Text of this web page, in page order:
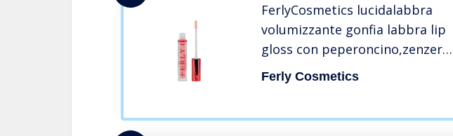
FerlyCosmetics lucidalabbra
volumizzante gonfia labbra lip
gloss con peperoncino,zenzero
e caffeina che idrata e dona
volume
Ferly Cosmetics